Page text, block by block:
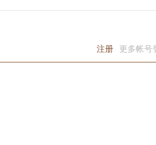
注册 更多帐号